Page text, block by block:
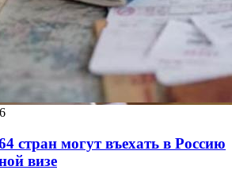
стран могут въехать в Россию
визе